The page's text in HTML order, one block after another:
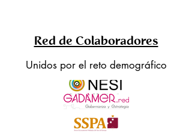
Red de Colaboradores
Unidos por el reto demográfico